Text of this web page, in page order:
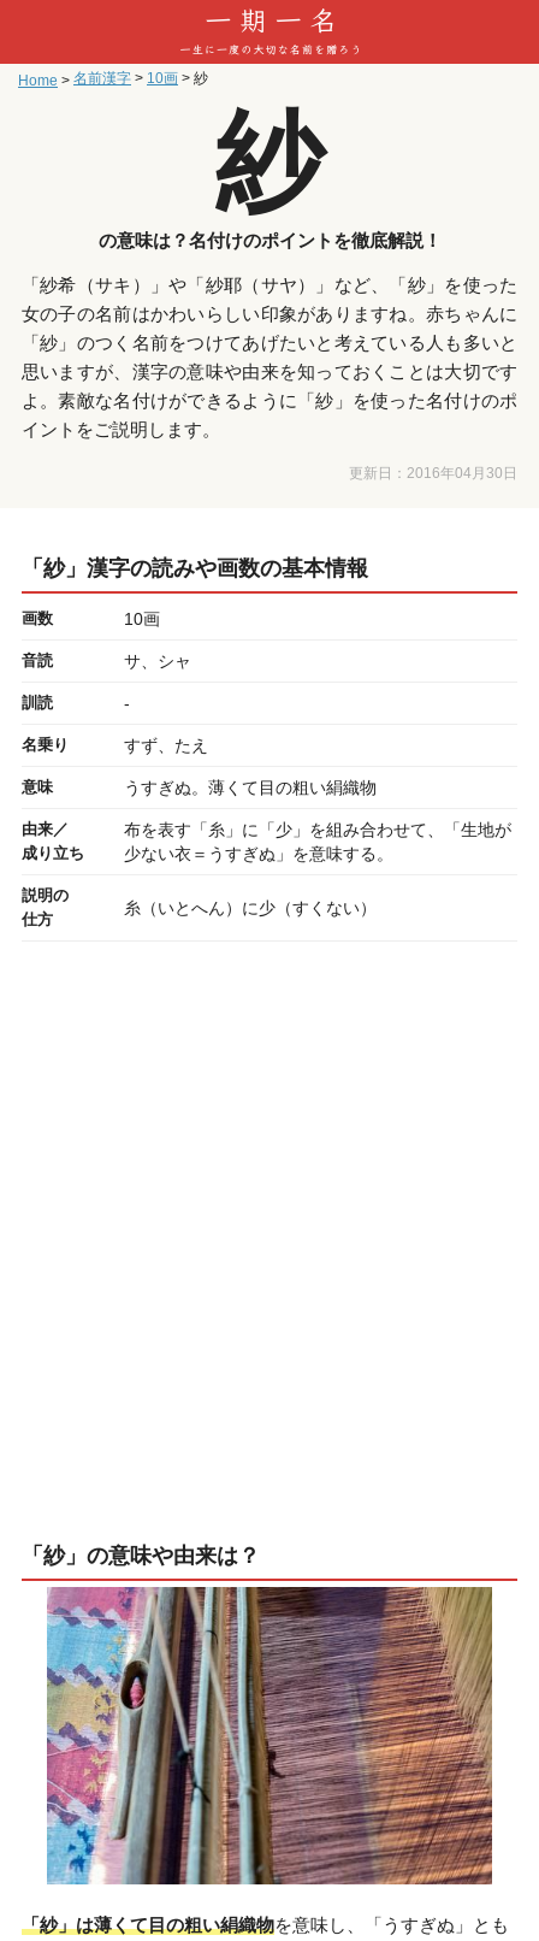
Home > 名前漢字 > 10画 > 紗
紗
の意味は？名付けのポイントを徹底解説！
「紗希（サキ）」や「紗耶（サヤ）」など、「紗」を使った
女の子の名前はかわいらしい印象がありますね。赤ちゃんに
「紗」のつく名前をつけてあげたいと考えている人も多いと
思いますが、漢字の意味や由来を知っておくことは大切です
よ。素敵な名付けができるように「紗」を使った名付けのポ
イントをご説明します。
更新日： 2016年04月30日
「紗」漢字の読みや画数の基本情報
画数 10画
音読 サ、シャ
訓読 -
名乗り すず、たえ
意味 うすぎぬ。薄くて目の粗い絹織物
由来／
成り立ち
布を表す「糸」に「少」を組み合わせて、「生地が
少ない衣＝うすぎぬ」を意味する。
説明の
仕方
糸（いとへん）に少（すくない）
「紗」の意味や由来は？
「紗」は薄くて目の粗い絹織物を意味し、「うすぎぬ」とも